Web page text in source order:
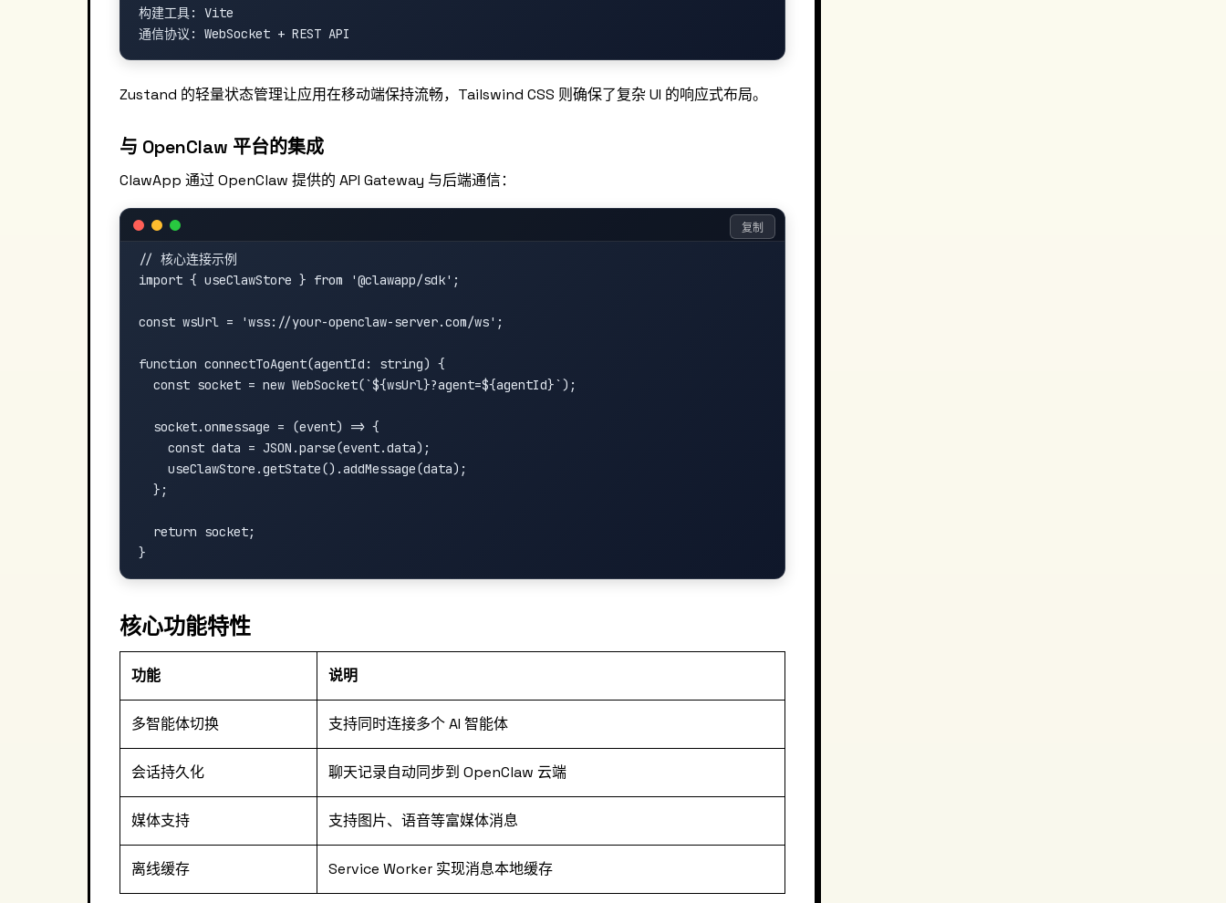
构建工具: Vite
Zustand 的轻量状态管理让应用在移动端保持流畅，Tailswind CSS 则确保了复杂 UI 的响应式布局。
与 OpenClaw 平台的集成
ClawApp 通过 OpenClaw 提供的 API Gateway 与后端通信：
// 核心连接示例
import { useClawStore } from '@clawapp/sdk';
const wsUrl = 'wss://your-openclaw-server.com/ws';
function connectToAgent(agentId: string) {
  const socket = new WebSocket(`${wsUrl}?agent=${agentId}`);
  socket.onmessage = (event) => {
    const data = JSON.parse(event.data);
    useClawStore.getState().addMessage(data);
  };
  return socket;
复制
核心功能特性
功能 说明
多智能体切换 支持同时连接多个 AI 智能体
会话持久化 聊天记录自动同步到 OpenClaw 云端
媒体支持 支持图片、语音等富媒体消息
离线缓存 Service Worker 实现消息本地缓存